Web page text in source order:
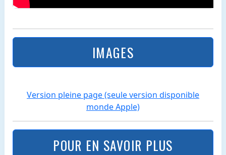
IMAGES
Version pleine page (seule version disponible
monde Apple)
POUR EN SAVOIR PLUS